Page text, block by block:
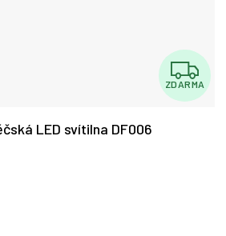
Z
D
ZDARMA
LED svítilna DF006